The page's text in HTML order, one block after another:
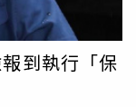
到執行「保